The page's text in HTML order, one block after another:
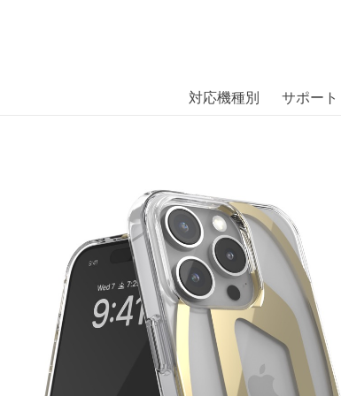
には、日本では珍しい「海外ブランド」をはじ
対応機種別 サポート